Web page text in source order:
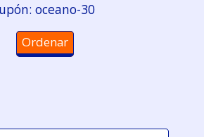
oceano-30
Ordenar